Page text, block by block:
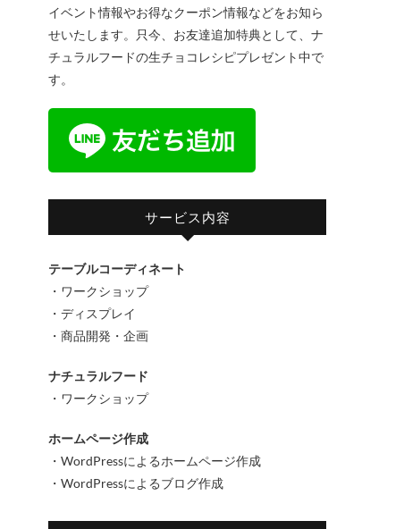
イベント情報やお得なクーポン情報などをお知ら
せいたします。只今、お友達追加特典として、ナ
チュラルフードの生チョコレシピプレゼント中で
す。
サービス内容
テーブルコーディネート
・ワークショップ
・ディスプレイ
・商品開発・企画
ナチュラルフード
・ワークショップ
ホームページ作成
・WordPressによるホームページ作成
・WordPressによるブログ作成